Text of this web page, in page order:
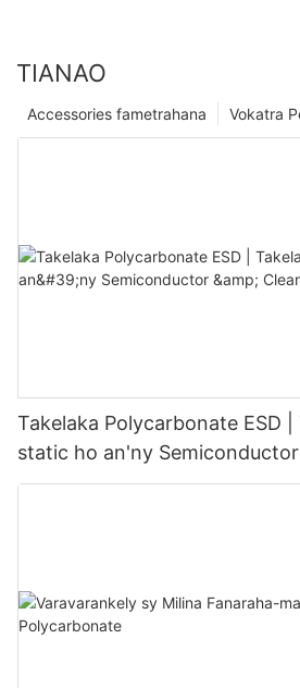
TIANAO
Vokatra
Accessories fametrahana
Takelaka Polycarbonate ESD
static ho an'ny